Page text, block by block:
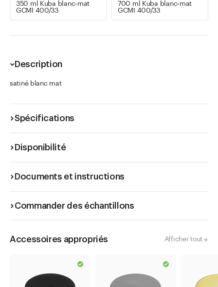
350 ml Kuba blanc-mat
GCMI 400/33
700 ml Kuba blanc-mat
GCMI 400/33
Description
satiné blanc mat
Spécifications
Disponibilité
Documents et instructions
Commander des échantillons
Accessoires appropriés Afficher tout